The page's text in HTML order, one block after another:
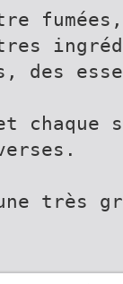
des
et chaque
très